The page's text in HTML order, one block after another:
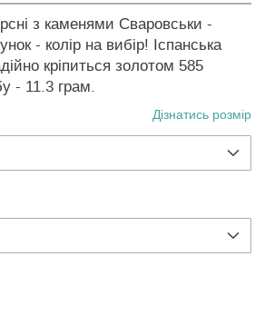
з каменями Сваровськи -
- колір на вибір! Іспанська
кріпиться золотом 585
- 11.3 грам.
Дізнатись розмір